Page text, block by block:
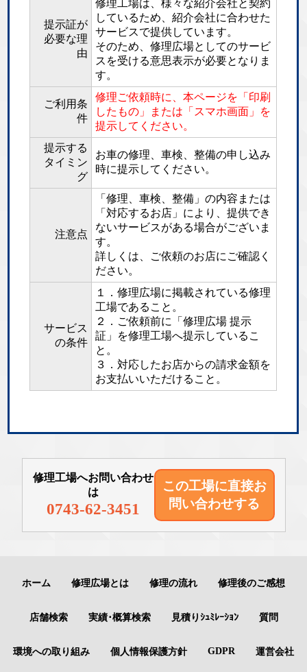
提示証が
必要な理
由
修理工場は、様々な紹介会社と契約
しているため、紹介会社に合わせた
サービスで提供しています。
そのため、修理広場としてのサービ
スを受ける意思表示が必要となりま
す。
ご利用条
件
修理ご依頼時に、本ページを「印刷
したもの」または「スマホ画面」を
提示してください。
提示する
タイミン
グ
お車の修理、車検、整備の申し込み
時に提示してください。
注意点
「修理、車検、整備」の内容または
「対応するお店」により、提供でき
ないサービスがある場合がございま
す。
詳しくは、ご依頼のお店にご確認く
ださい。
サービス
の条件
１．修理広場に掲載されている修理
工場であること。
２．ご依頼前に「修理広場 提示
証」を修理工場へ提示しているこ
と。
３．対応したお店からの請求金額を
お支払いいただけること。
修理工場へお問い合わせ
は
0743-62-3451
この工場に直接お
問い合わせする
ホーム 修理広場とは 修理の流れ 修理後のご感想
店舗検索 実績･概算検索 見積りｼｭﾐﾚｰｼｮﾝ 質問
環境への取り組み 個人情報保護方針 GDPR 運営会社